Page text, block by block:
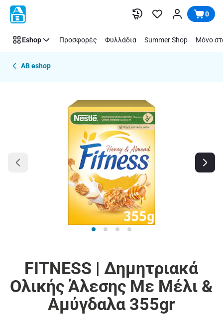
Παράλειψη 0
Eshop Προσφορές Φυλλάδια Summer Shop Μόνο
AB eshop
FITNESS | Δημητριακά
Ολικής Άλεσης Με Μέλι &
Αμύγδαλα 355gr